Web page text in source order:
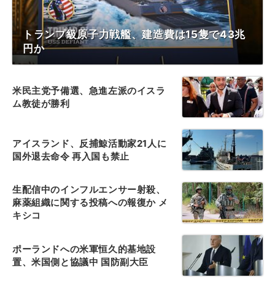
トランプ級原子力戦艦、建造費は15隻で43兆
円か
米民主党予備選、急進左派のイスラ
ム教徒が勝利
アイスランド、反捕鯨活動家21人に
国外退去命令 再入国も禁止
生配信中のインフルエンサー射殺、
麻薬組織に関する投稿への報復か メ
キシコ
ポーランドへの米軍恒久的基地設
置、米国側と協議中 国防副大臣